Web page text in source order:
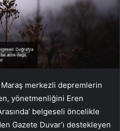
Maraş merkezli depremlerin
yönetmenliğini Eren
belgeseli öncelikle
Gazete Duvar’ı destekleyen